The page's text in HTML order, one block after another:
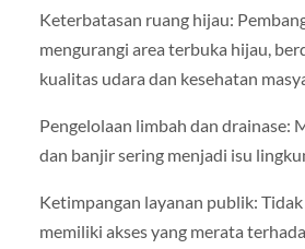
Keterbatasan ruang hijau:
mengurangi area terbuka hijau,
kualitas udara dan kesehatan
Pengelolaan limbah dan drainase:
dan banjir sering menjadi isu
Ketimpangan layanan publik:
memiliki akses yang merata